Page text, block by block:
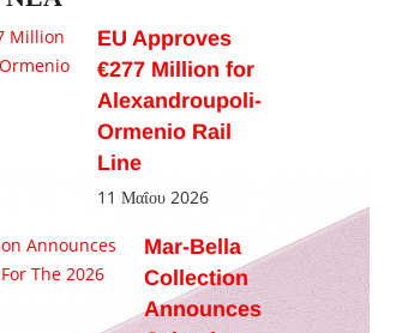
EU Approves
€277 Million for
Alexandroupoli-
Ormenio Rail
Line
11 Μαΐου 2026
Mar-Bella
Collection
Announces